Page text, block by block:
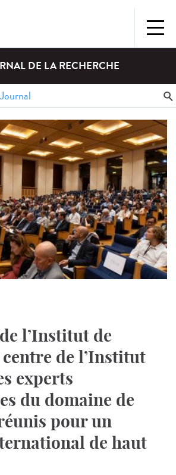
DE LA RECHERCHE
l’Institut de
de l’Institut
experts
du domaine de
pour un
de haut